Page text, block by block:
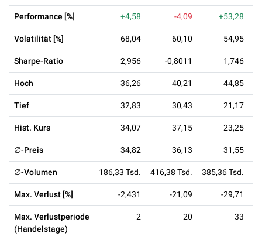
Performance [%] +4,58 -4,09 +53,28
Volatilität [%] 68,04 60,10 54,95
Sharpe-Ratio 2,956 -0,8011 1,746
Hoch 36,26 40,21 44,85
Tief 32,83 30,43 21,17
Hist. Kurs 34,07 37,15 23,25
∅-Preis 34,82 36,13 31,55
∅-Volumen 186,33 Tsd. 416,38 Tsd. 385,36 Tsd.
Max. Verlust [%] -2,431 -21,09 -29,71
Max. Verlustperiode
(Handelstage)
2 20 33